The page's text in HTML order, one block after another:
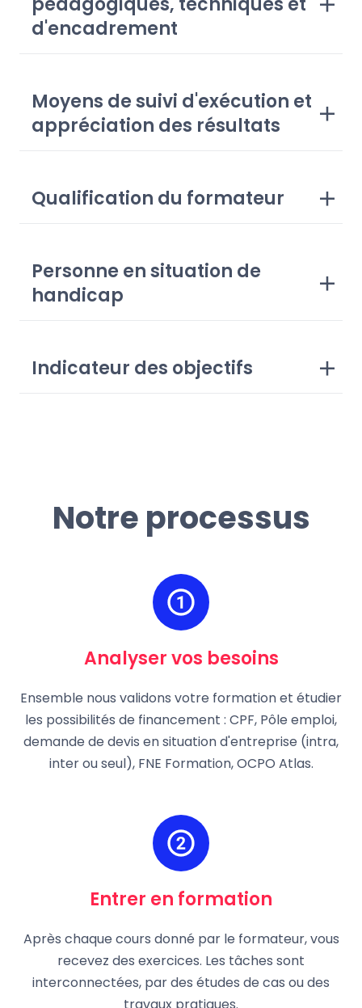
d'encadrement
Moyens de suivi d'exécution et
appréciation des résultats
Qualification du formateur
Personne en situation de
handicap
Indicateur des objectifs
Notre processus
Analyser vos besoins
Ensemble nous validons votre formation et étudier
les possibilités de financement : CPF, Pôle emploi,
demande de devis en situation d'entreprise (intra,
inter ou seul), FNE Formation, OCPO Atlas.
Entrer en formation
Après chaque cours donné par le formateur, vous
recevez des exercices. Les tâches sont
interconnectées, par des études de cas ou des